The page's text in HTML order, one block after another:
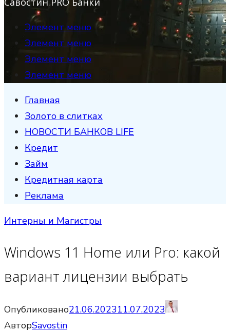
Элемент меню
Элемент меню
Элемент меню
Элемент меню
Главная
Золото в слитках
НОВОСТИ БАНКОВ LIFE
Кредит
Займ
Кредитная карта
Реклама
Интерны и Магистры
Windows 11 Home или Pro: какой
вариант лицензии выбрать
Опубликовано21.06.202311.07.2023
АвторSavostin